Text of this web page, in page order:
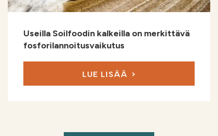
Useilla Soilfoodin kalkeilla on merkittävä
fosforilannoitus­vaikutus
LUE LISÄÄ